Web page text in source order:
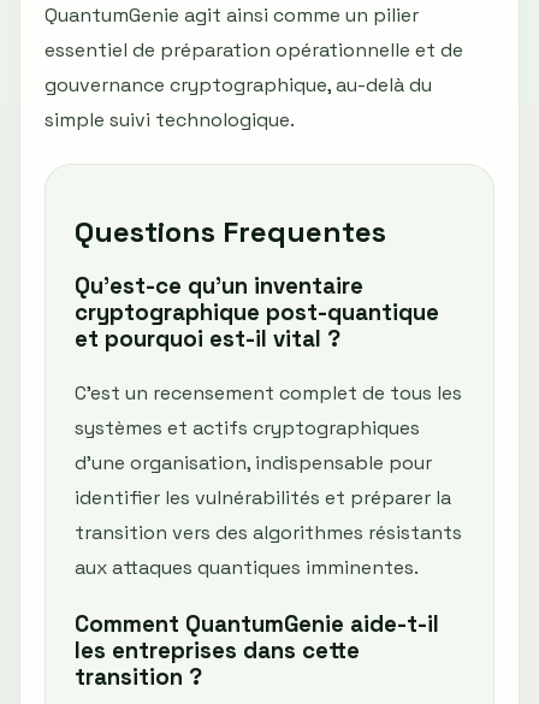
QuantumGenie agit ainsi comme un pilier
essentiel de préparation opérationnelle et de
gouvernance cryptographique, au-delà du
simple suivi technologique.
Questions Frequentes
Qu'est-ce qu'un inventaire
cryptographique post-quantique
et pourquoi est-il vital ?
C'est un recensement complet de tous les
systèmes et actifs cryptographiques
d'une organisation, indispensable pour
identifier les vulnérabilités et préparer la
transition vers des algorithmes résistants
aux attaques quantiques imminentes.
Comment QuantumGenie aide-t-il
les entreprises dans cette
transition ?